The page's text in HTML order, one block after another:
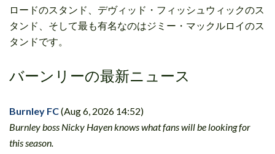
ロードのスタンド、デヴィッド・フィッシュウィックのス
タンド、そして最も有名なのはジミー・マックルロイのス
タンドです。
バーンリーの最新ニュース
Burnley FC(Aug 6, 2026 14:52)
Burnley boss Nicky Hayen knows what fans will be looking for
this season.